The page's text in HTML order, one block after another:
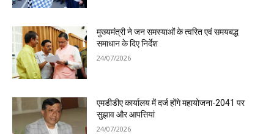
मुख्यमंत्री ने जन समस्याओं के त्वरित एवं समयबद्ध
समाधान के दिए निर्देश
24/07/2026
एमडीडीए कार्यालय में दर्ज होंगे महायोजना-2041 पर
सुझाव और आपत्तियां
24/07/2026